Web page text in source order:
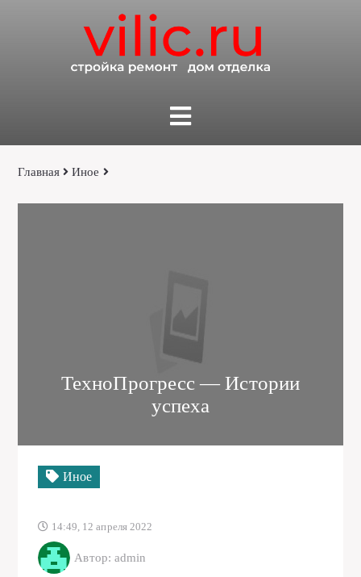
Главная Иное
ТехноПрогресс — Истории
успеха
Иное
14:49, 12 апреля 2022
Автор: admin